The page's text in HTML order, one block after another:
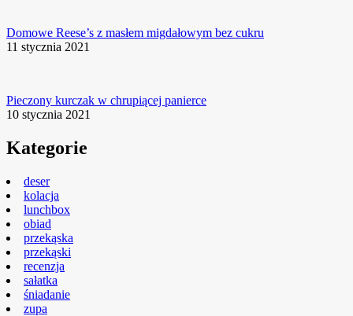
Domowe Reese’s z masłem migdałowym bez cukru
11 stycznia 2021
Pieczony kurczak w chrupiącej panierce
10 stycznia 2021
Kategorie
deser
kolacja
lunchbox
obiad
przekąska
przekąski
recenzja
sałatka
śniadanie
zupa